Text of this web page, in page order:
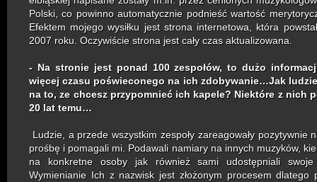
Polski, co powinno automatycznie podnieść wartość
Efektem mojego wysiłku jest strona internetowa, która
2007 roku. Oczywiście strona jest cały czas aktualizowana.
- Na stronie jest ponad 100 zespołów, to dużo
więcej czasu poświeconego na ich zdobywanie…Jak
na to, ze chcesz przypomnieć ich kapele? Niektóre z nich
20 lat temu…
Ludzie, a przede wszystkim zespoły zareagowały pozytywnie
prośbę i pomagali mi. Podawali namiary na innych muzyków,
na konkretne osoby jak również sami udostępniali swoje
Wymienianie Ich z nazwisk jest złożonym procesem dlatego